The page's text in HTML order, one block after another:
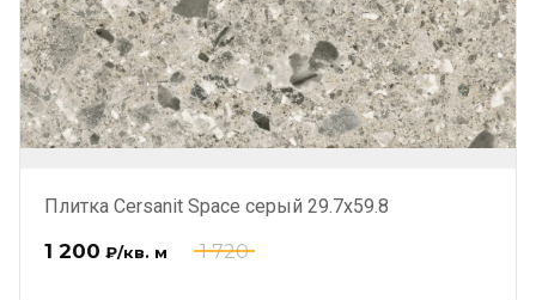
Плитка Cersanit Space серый 29.7x59.8
1 720
1 200 ₽/кв. м